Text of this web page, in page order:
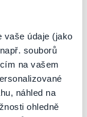
vaše údaje (jako
souborů
na vašem
náhled na
ohledně
prvky
tak úchvatnou,
show -
budují
prostřednictvím
Číst více
vstupenek
vždy zakoupíte